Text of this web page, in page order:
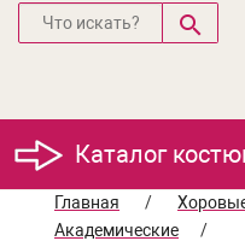
Каталог
Главная
/
Академические
/